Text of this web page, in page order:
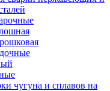
чугуна и сплавов на